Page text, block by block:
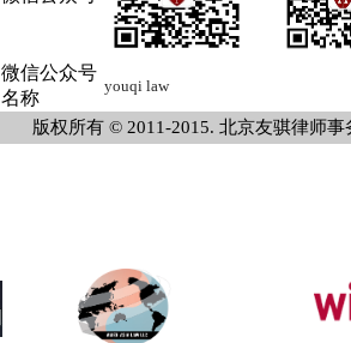
微信公众号
名称
youqi law
版权所有 © 2011-2015. 北京友骐律